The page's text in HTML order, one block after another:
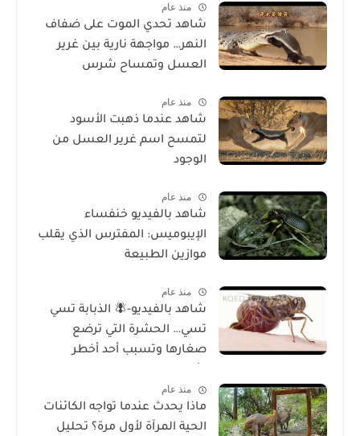
منذ عام
شاهد تحدي الموت على ضفاف
النهر… مواجهة نارية بين غرير
العسل وتمساح شرس
منذ عام
شاهد عندما ذهبت الأسود
لتمسح اسم غرير العسل من
الوجود
منذ عام
شاهد بالفيديو خنفساء
الإيبوميس: المفترس الذي يقلب
موازين الطبيعة
منذ عام
شاهد بالفيديو-🪰 الذبابة تسي
تسي… الحشرة التي ترضع
صغارها وتسبب أحد أخطر
منذ عام
ماذا يحدث عندما تواجه الكائنات
الحية المرآة لأول مرة؟ تحليل